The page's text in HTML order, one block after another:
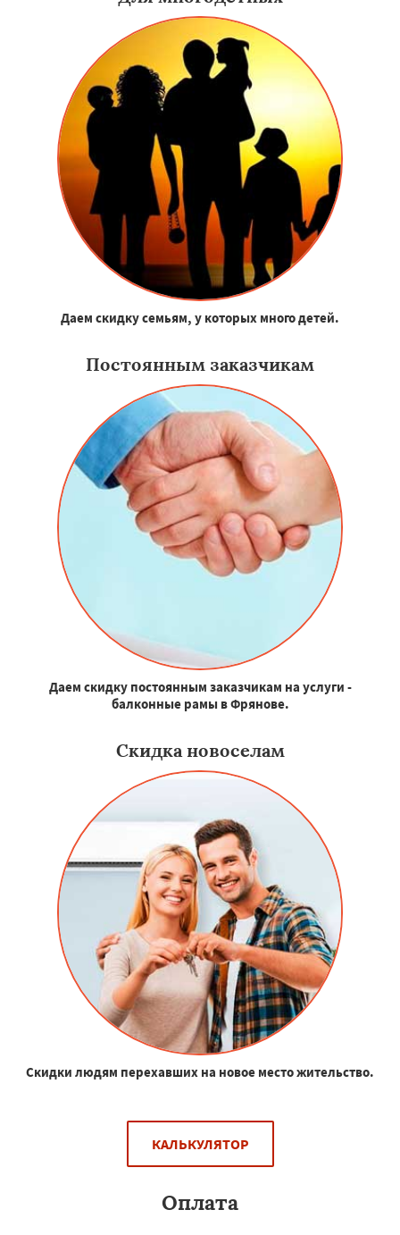
Даем скидку семьям, у которых много детей.
Постоянным заказчикам
Даем скидку постоянным заказчикам на услуги -
балконные рамы в Фрянове.
Скидка новоселам
Скидки людям перехавших на новое место жительство.
КАЛЬКУЛЯТОР
Оплата